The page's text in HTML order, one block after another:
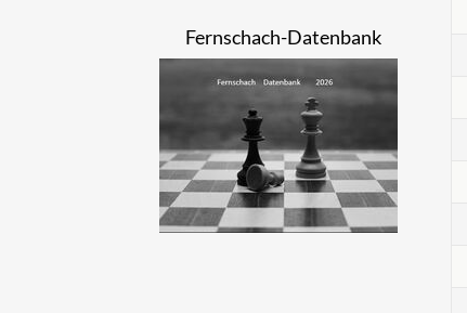
Fernschach-Datenbank